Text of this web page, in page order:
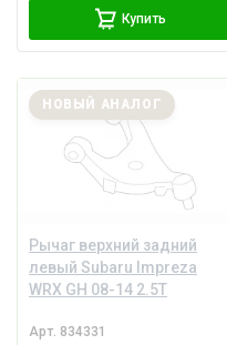
Купить
Рычаг верхний задний
левый Subaru Impreza
WRX GH 08-14 2.5T
НОВЫЙ АНАЛОГ
Арт. 834331